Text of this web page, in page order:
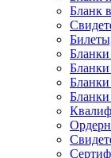
Бланк
Бланки
Бланки
Бланки
Бланки